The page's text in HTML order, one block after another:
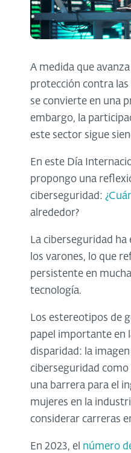
A medida que
protección contra las
se convierte en una
embargo, la
este sector sigue
En este Día
propongo una
ciberseguridad:
alrededor?
La ciberseguridad
los varones, lo que
persistente en
tecnología.
Los estereotipos de
papel importante en
disparidad: la
ciberseguridad
una barrera para el
mujeres en la
considerar carreras
En 2023, el número